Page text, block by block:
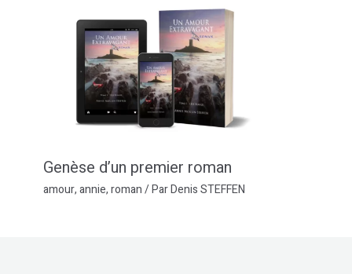
Genèse d’un premier roman
amour,annie,roman/ ParDenis STEFFEN